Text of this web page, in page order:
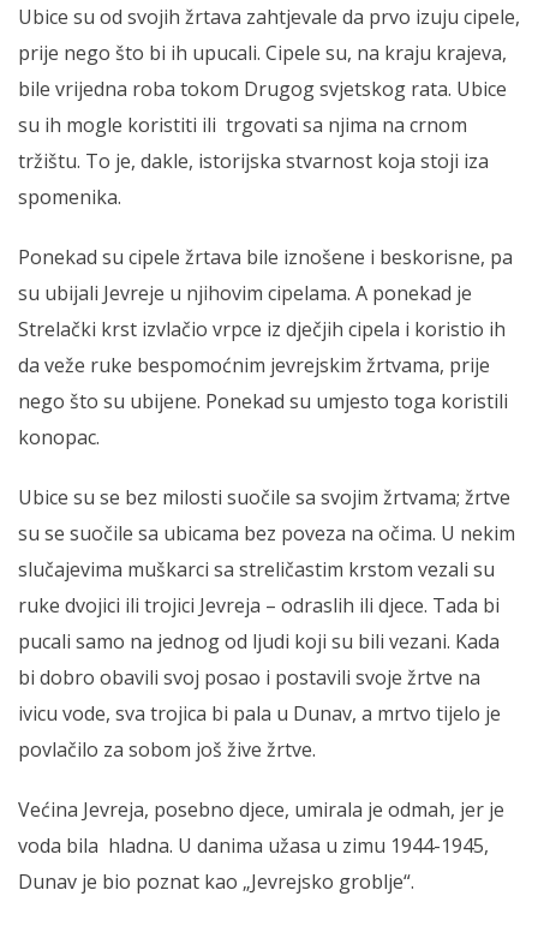
Ubice su od svojih žrtava zahtjevale da prvo izuju cipele,
prije nego što bi ih upucali. Cipele su, na kraju krajeva,
bile vrijedna roba tokom Drugog svjetskog rata. Ubice
su ih mogle koristiti ili trgovati sa njima na crnom
tržištu. To je, dakle, istorijska stvarnost koja stoji iza
spomenika.
Ponekad su cipele žrtava bile iznošene i beskorisne, pa
su ubijali Jevreje u njihovim cipelama. A ponekad je
Strelački krst izvlačio vrpce iz dječjih cipela i koristio ih
da veže ruke bespomoćnim jevrejskim žrtvama, prije
nego što su ubijene. Ponekad su umjesto toga koristili
konopac.
Ubice su se bez milosti suočile sa svojim žrtvama; žrtve
su se suočile sa ubicama bez poveza na očima. U nekim
slučajevima muškarci sa streličastim krstom vezali su
ruke dvojici ili trojici Jevreja – odraslih ili djece. Tada bi
pucali samo na jednog od ljudi koji su bili vezani. Kada
bi dobro obavili svoj posao i postavili svoje žrtve na
ivicu vode, sva trojica bi pala u Dunav, a mrtvo tijelo je
povlačilo za sobom još žive žrtve.
Većina Jevreja, posebno djece, umirala je odmah, jer je
voda bila hladna. U danima užasa u zimu 1944-1945,
Dunav je bio poznat kao „Jevrejsko groblje“.